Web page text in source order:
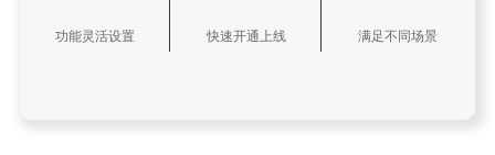
功能灵活设置 快速开通上线 满足不同场景